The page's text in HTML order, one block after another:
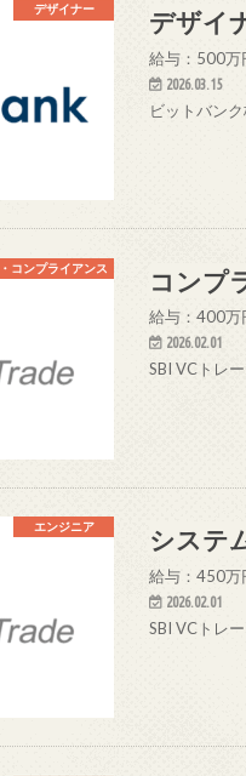
デザイナー デザイ
給与：500万
2026.03.15
ビットバン
コンプライアンス コンプ
給与：400万
2026.02.01
SBI VCトレ
エンジニア システ
給与：450万
2026.02.01
SBI VCトレ